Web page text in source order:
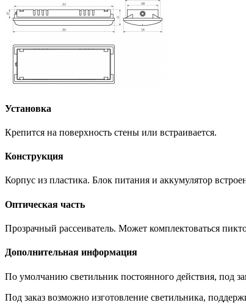
Установка
Крепится на поверхность стены или встраивается.
Конструкция
Корпус из пластика. Блок питания и аккумулятор
Оптическая часть
Прозрачный рассеиватель. Может комплектоваться
Дополнительная информация
По умолчанию светильник постоянного действия, под
Под заказ возможно изготовление светильника,